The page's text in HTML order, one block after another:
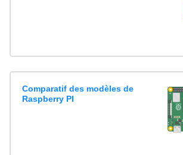
Comparatif des modèles de
Raspberry PI